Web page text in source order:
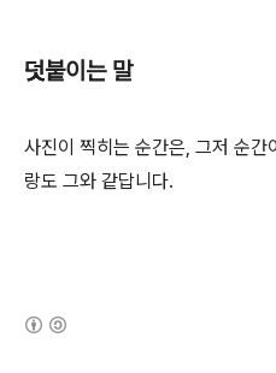
덧붙이는 말
사진이 찍히는 순간은, 그저 순
랑도 그와 같답니다.